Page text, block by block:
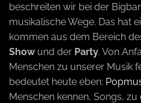
beschreiten wir bei der
musikalische Wege. Das hat
kommen aus dem Bereich
Showund der Party. Von
Menschen zu unserer Musik
bedeutet heute eben:
Menschen kennen, Songs,